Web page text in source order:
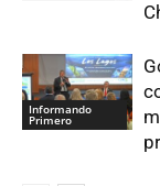
Informando
Primero